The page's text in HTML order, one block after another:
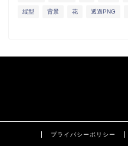
縦型 背景 花 透過PNG
プライバシーポリシー